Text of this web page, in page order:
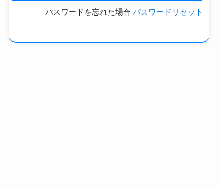
パスワードを忘れた場合パスワードリセット